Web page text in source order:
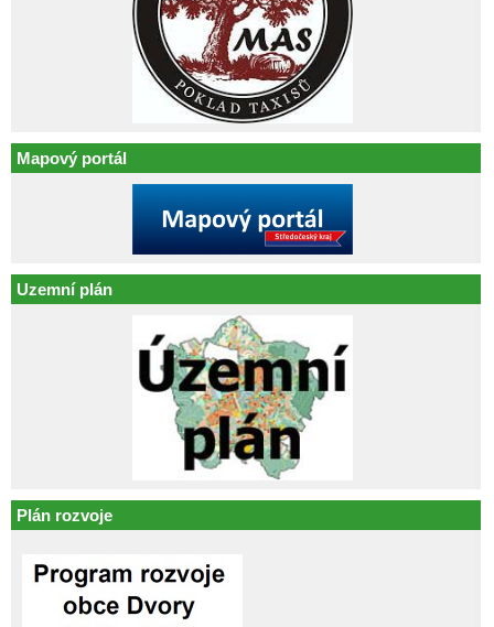
Mapový portál
Uzemní plán
Plán rozvoje